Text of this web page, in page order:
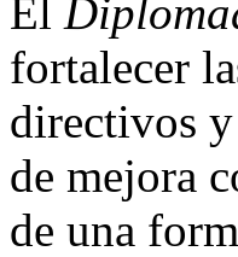
El
fortalecer
directivos y
de mejora
de una